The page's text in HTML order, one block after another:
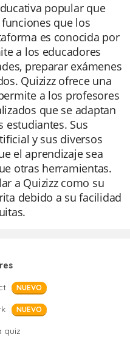
popular que
que los
es conocida por
a los educadores
preparar exámenes
Quizizz ofrece una
a los profesores
que se adaptan
estudiantes. Sus
y sus diversos
el aprendizaje sea
otras herramientas.
a Quizizz como su
debido a su facilidad
NUEVO
NUEVO
quiz